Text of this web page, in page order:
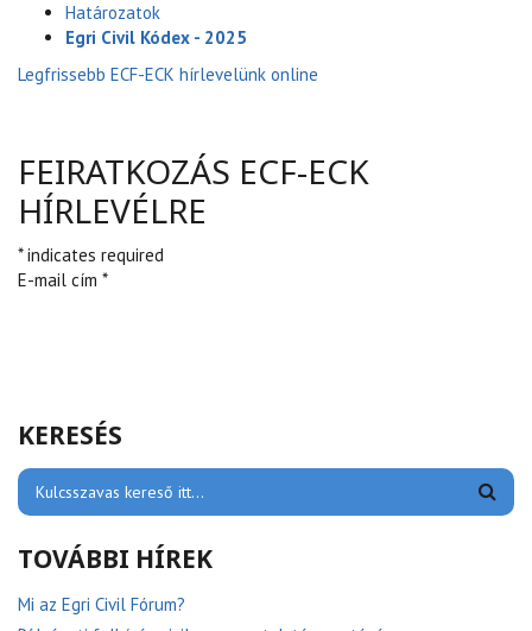
Határozatok
Egri Civil Kódex - 2025
Legfrissebb ECF-ECK hírlevelünk online
FEIRATKOZÁS ECF-ECK
HÍRLEVÉLRE
* indicates required
E-mail cím *
KERESÉS
TOVÁBBI HÍREK
Mi az Egri Civil Fórum?